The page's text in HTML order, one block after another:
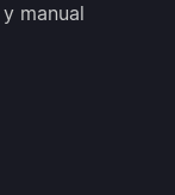
manual